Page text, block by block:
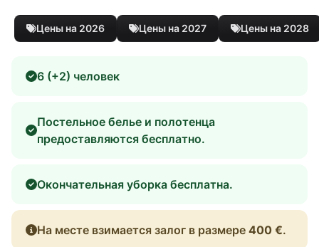
Цены на 2026 Цены на 2027 Цены на 2028
6 (+2) человек
Постельное белье и полотенца
предоставляются бесплатно.
Окончательная уборка бесплатна.
На месте взимается залог в размере 400 €.